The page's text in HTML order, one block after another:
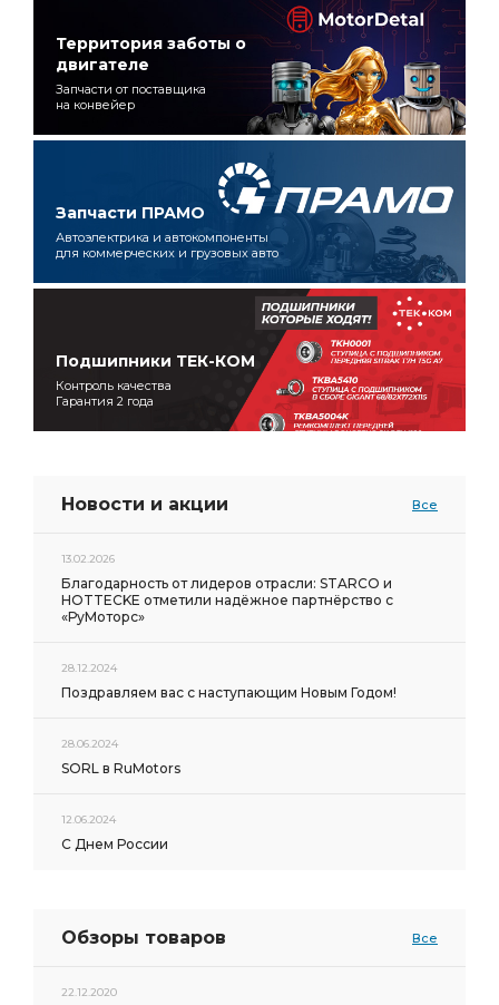
Территория заботы о
двигателе
Запчасти от поставщика
на конвейер
Запчасти ПРАМО
Автоэлектрика и автокомпоненты
для коммерческих и грузовых авто
Подшипники ТЕК-КОМ
Контроль качества
Гарантия 2 года
Новости и акции Все
13.02.2026
Благодарность от лидеров отрасли: STARCO и
HOTTECKE отметили надёжное партнёрство с
«РуМоторс»
28.12.2024
Поздравляем вас с наступающим Новым Годом!
28.06.2024
SORL в RuMotors
12.06.2024
С Днем России
Обзоры товаров Все
22.12.2020